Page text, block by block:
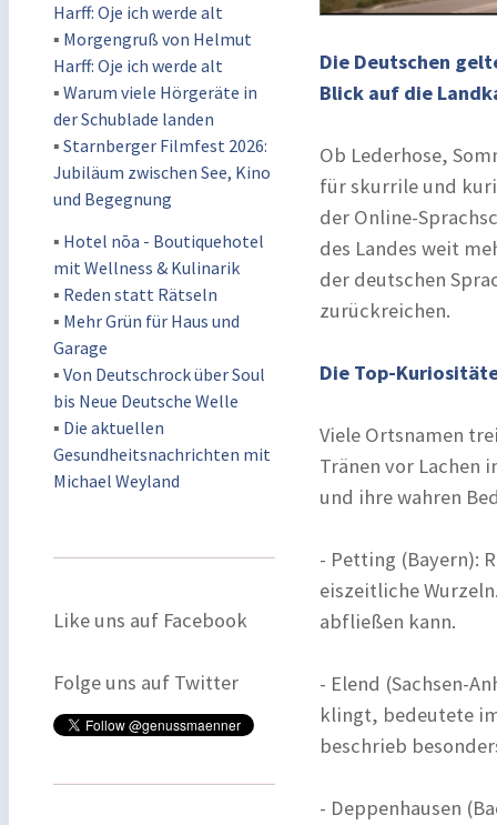
Harff: Oje ich werde alt
▪ Morgengruß von Helmut
Harff: Oje ich werde alt
▪ Warum viele Hörgeräte in
der Schublade landen
▪ Starnberger Filmfest 2026:
Jubiläum zwischen See, Kino
und Begegnung
▪ Hotel nōa - Boutiquehotel
mit Wellness & Kulinarik
▪ Reden statt Rätseln
▪ Mehr Grün für Haus und
Garage
▪ Von Deutschrock über Soul
bis Neue Deutsche Welle
▪ Die aktuellen
Gesundheitsnachrichten mit
Michael Weyland
Like uns auf Facebook
Folge uns auf Twitter
Die Deutschen
Blick auf die
Ob Lederhose,
für skurrile und
der Online-
des Landes weit
der deutschen
zurückreichen.
Die Top-
Viele Ortsnamen
Tränen vor Lachen
und ihre wahren
- Petting (Bayern):
eiszeitliche
abfließen kann.
- Elend (Sachsen-
klingt, bedeutete
beschrieb
- Deppenhausen